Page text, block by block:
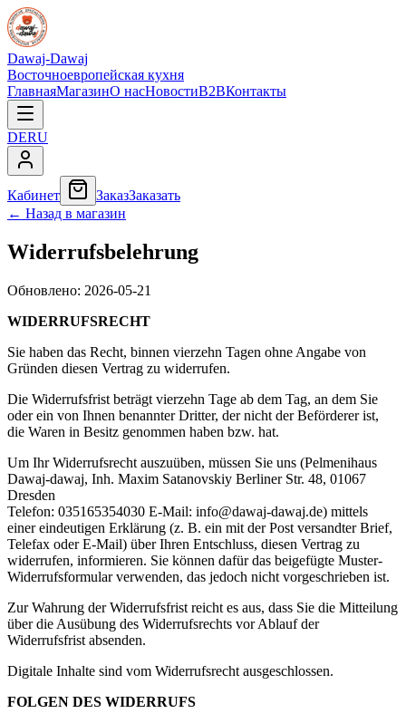
Dawaj-Dawaj
Восточноевропейская кухня
ГлавнаяМагазинО насНовостиB2BКонтакты
DERU
Кабинет ЗаказЗаказать
← Назад в магазин
Widerrufsbelehrung
Обновлено: 2026-05-21
WIDERRUFSRECHT
Sie haben das Recht, binnen vierzehn Tagen ohne Angabe von
Gründen diesen Vertrag zu widerrufen.
Die Widerrufsfrist beträgt vierzehn Tage ab dem Tag, an dem Sie
oder ein von Ihnen benannter Dritter, der nicht der Beförderer ist,
die Waren in Besitz genommen haben bzw. hat.
Um Ihr Widerrufsrecht auszuüben, müssen Sie uns (Pelmenihaus
Dawaj-dawaj, Inh. Maxim Satanovskiy Berliner Str. 48, 01067
Dresden
Telefon: 035165354030 E-Mail: info@dawaj-dawaj.de) mittels
einer eindeutigen Erklärung (z. B. ein mit der Post versandter Brief,
Telefax oder E-Mail) über Ihren Entschluss, diesen Vertrag zu
widerrufen, informieren. Sie können dafür das beigefügte Muster-
Widerrufsformular verwenden, das jedoch nicht vorgeschrieben ist.
Zur Wahrung der Widerrufsfrist reicht es aus, dass Sie die Mitteilung
über die Ausübung des Widerrufsrechts vor Ablauf der
Widerrufsfrist absenden.
Digitale Inhalte sind vom Widerrufsrecht ausgeschlossen.
FOLGEN DES WIDERRUFS